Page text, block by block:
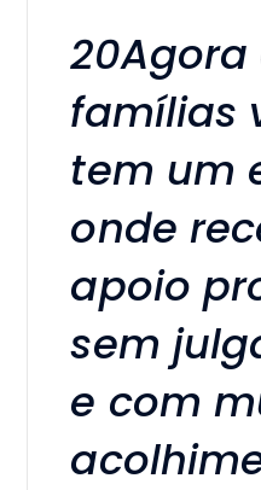
20Agora
famílias
tem um
onde
apoio
sem
e com